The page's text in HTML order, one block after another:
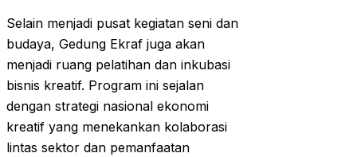
Selain menjadi pusat kegiatan seni dan
budaya, Gedung Ekraf juga akan
menjadi ruang pelatihan dan inkubasi
bisnis kreatif. Program ini sejalan
dengan strategi nasional ekonomi
kreatif yang menekankan kolaborasi
lintas sektor dan pemanfaatan